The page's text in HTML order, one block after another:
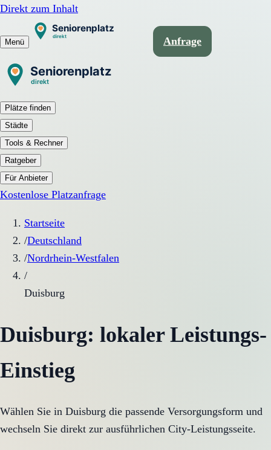
Direkt zum Inhalt
Menü Anfrage
Plätze finden
Städte
Tools & Rechner
Ratgeber
Für Anbieter
Kostenlose Platzanfrage
Startseite
/Deutschland
/Nordrhein-Westfalen
/
Duisburg
Duisburg: lokaler Leistungs-
Einstieg
Wählen Sie in Duisburg die passende Versorgungsform und
wechseln Sie direkt zur ausführlichen City-Leistungsseite.